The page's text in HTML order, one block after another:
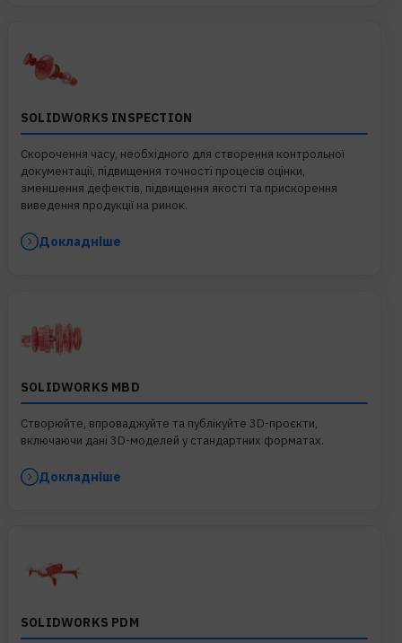
SOLIDWORKS INSPECTION
Скорочення часу, необхідного для створення контрольної
документації, підвищення точності процесів оцінки,
зменшення дефектів, підвищення якості та прискорення
виведення продукції на ринок.
Докладніше
SOLIDWORKS MBD
Створюйте, впроваджуйте та публікуйте 3D-проєкти,
включаючи дані 3D-моделей у стандартних форматах.
Докладніше
SOLIDWORKS PDM